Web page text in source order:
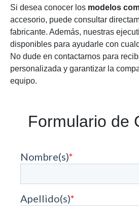
Si desea conocer los modelos
accesorio, puede consultar
fabricante. Además, nuestras
disponibles para ayudarle con
No dude en contactarnos para
personalizada y garantizar la
equipo.
Formulario de